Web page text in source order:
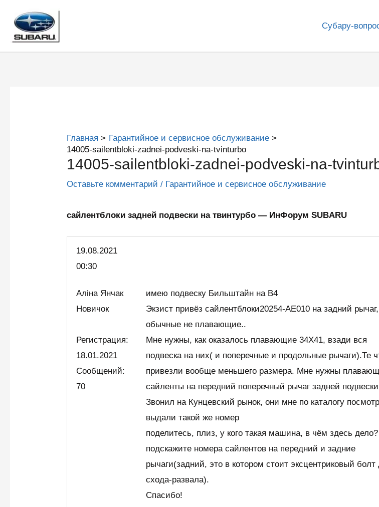
содержимому
Субару-
Главная
Гарантийное и сервисное обслуживание
14005-sailentbloki-zadnei-podveski-na-tvinturbo
14005-sailentbloki-zadnei-podveski-na-
Оставьте комментарий / Гарантийное и сервисное обслуживание
сайлентблоки задней подвески на твинтурбо — ИнФорум SUBARU
19.08.2021
00:30
Аліна Янчак
Новичок
Регистрация:
18.01.2021
Сообщений:
70
имею подвеску Бильштайн на В4
Экзист привёз сайлентблоки20254-АЕ010 на задний рычаг,
обычные не плавающие..
Мне нужны, как оказалось плавающие 34Х41, взади вся
подвеска на них( и поперечные и продольные рычаги).Те
привезли вообще меньшего размера. Мне нужны
сайленты на передний поперечный рычаг задней
Звонил на Кунцевский рынок, они мне по каталогу
выдали такой же номер
поделитесь, плиз, у кого такая машина, в чём здесь
подскажите номера сайлентов на передний и задние
рычаги(задний, это в котором стоит эксцентриковый болт
схода-развала).
Спасибо!